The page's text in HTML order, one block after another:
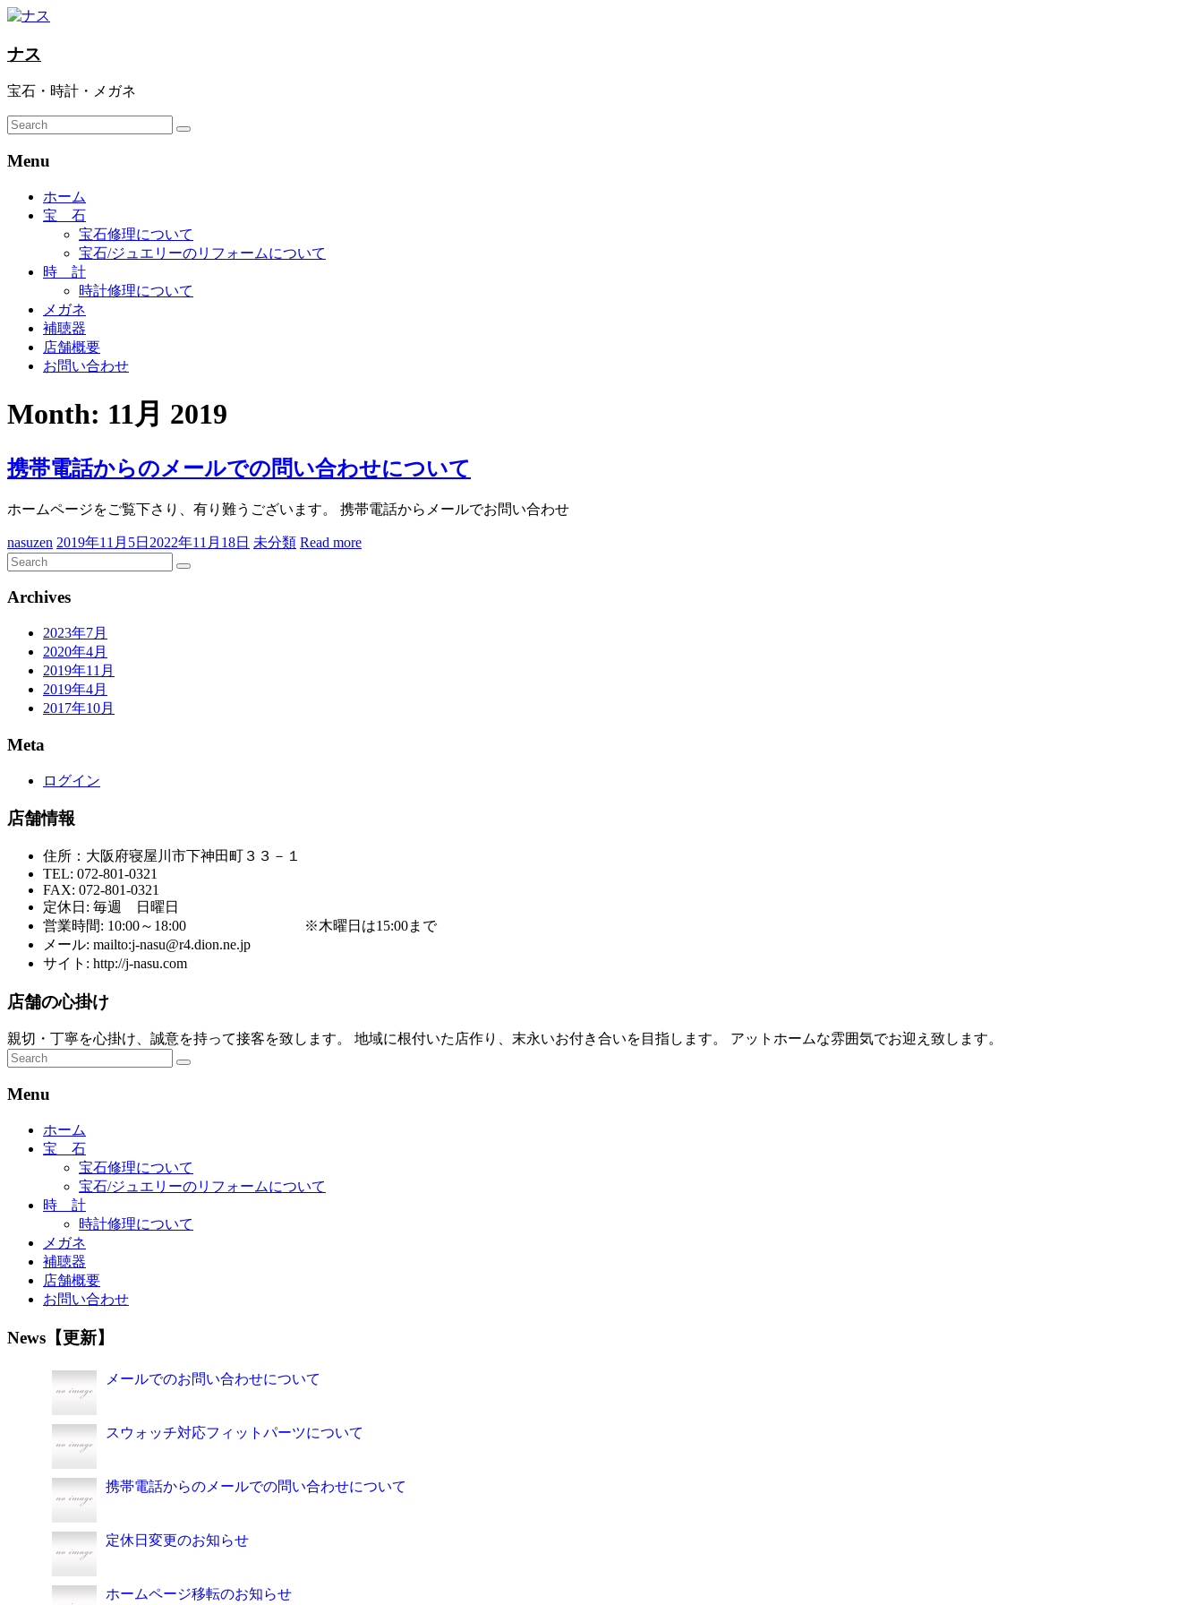
ナス
宝石・時計・メガネ
Menu
ホーム
宝 石
宝石修理について
宝石/ジュエリーのリフォームについて
時 計
時計修理について
メガネ
補聴器
店舗概要
お問い合わせ
Month: 11月 2019
携帯電話からのメールでの問い合わせについて
ホームページをご覧下さり、有り難うございます。 携帯電話からメールでお問い合わせ
nasuzen 2019年11月5日 2022年11月18日 未分類 Read more
Archives
2023年7月
2020年4月
2019年11月
2019年4月
2017年10月
Meta
ログイン
店舗情報
住所：大阪府寝屋川市下神田町３３－１
TEL: 072-801-0321
FAX: 072-801-0321
定休日: 毎週 日曜日
営業時間: 10:00～18:00 ※木曜日は15:00まで
メール: mailto:j-nasu@r4.dion.ne.jp
サイト: http://j-nasu.com
店舗の心掛け
親切・丁寧を心掛け、誠意を持って接客を致します。 地域に根付いた店作り、末永いお付き合いを目指します。 アットホームな雰囲気でお迎え致します。
Menu
ホーム
宝 石
宝石修理について
宝石/ジュエリーのリフォームについて
時 計
時計修理について
メガネ
補聴器
店舗概要
お問い合わせ
News【更新】
メールでのお問い合わせについて
スウォッチ対応フィットパーツについて
携帯電話からのメールでの問い合わせについて
定休日変更のお知らせ
ホームページ移転のお知らせ